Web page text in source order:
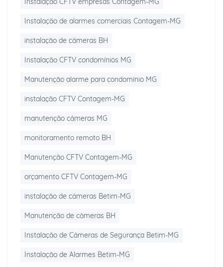
Instalação de alarmes comerciais Contagem-MG
instalação de câmeras BH
Instalação CFTV condomínios MG
Manutenção alarme para condomínio MG
instalação CFTV Contagem-MG
manutenção câmeras MG
monitoramento remoto BH
Manutenção CFTV Contagem-MG
orçamento CFTV Contagem-MG
instalação de câmeras Betim-MG
Manutenção de câmeras BH
Instalação de Câmeras de Segurança Betim-MG
Instalação de Alarmes Betim-MG